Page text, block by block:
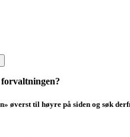
øverst til høyre på siden og søk